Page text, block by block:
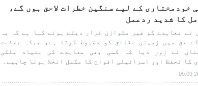
خودمختاری کے لیے سنگین خطرات لاحق ہوں گے،
کا شدید ردعمل
نے معاہدے کو غیر متوازن قرار دیتے ہوئے کہا ہے کہ یہ
کے حق میں زمینی حقائق کو مضبوط کرتا ہے، جبکہ جماعتِ
نے زور دیا کہ کسی بھی معاہدے کی بنیاد ملکی
کا تحفظ اور اسرائیلی افواج کا مکمل انخلا ہونا چاہیے۔